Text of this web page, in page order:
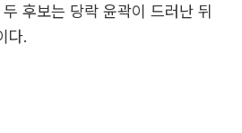
후보는 당락 윤곽이 드러난 뒤
다.